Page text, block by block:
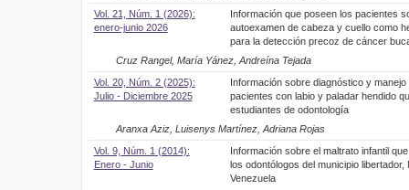
Vol. 21, Núm. 1 (2026):
enero-junio 2026
Información que poseen los pacientes
autoexamen de cabeza y cuello como
para la detección precoz de cáncer
Cruz Rangel, María Yánez, Andreína Tejada
Vol. 20, Núm. 2 (2025):
Julio - Diciembre 2025
Información sobre diagnóstico y manejo
pacientes con labio y paladar hendido
estudiantes de odontología
Aranxa Aziz, Luisenys Martínez, Adriana Rojas
Vol. 9, Núm. 1 (2014):
Enero - Junio
Información sobre el maltrato infantil
los odontólogos del municipio libertador,
Venezuela